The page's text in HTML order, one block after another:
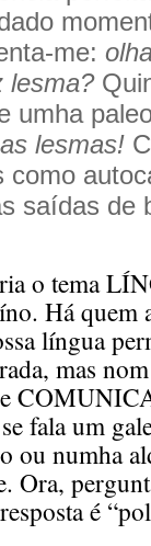
me:
lesma?
umha
lesmas!
como
saídas de
o tema
Há quem
língua
mas
fala um
ou numha
Ora,
é